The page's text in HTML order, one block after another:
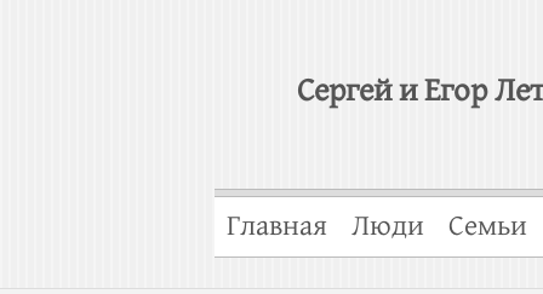
Сергей и Егор
Главная Люди Семьи